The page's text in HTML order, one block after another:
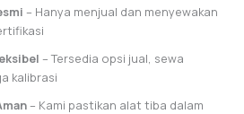
– Hanya menjual dan menyewakan
– Tersedia opsi jual, sewa
kalibrasi
– Kami pastikan alat tiba dalam